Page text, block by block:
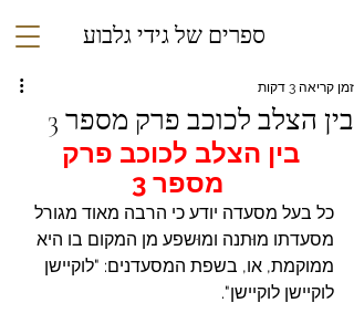
ספרים של גידי גלבוע
בין הצלב לכוכב פרק מספר 3
זמן קריאה 3 דקות
בין הצלב לכוכב פרק
מספר 3
כל בעל מסעדה יודע כי הרבה מאוד מגורל
מסעדתו מוּתנה ומוּשפע מן המקום בו היא
ממוקמת, או, בשפת המסעדנים: "לוקיישן
לוקיישן לוקיישן".